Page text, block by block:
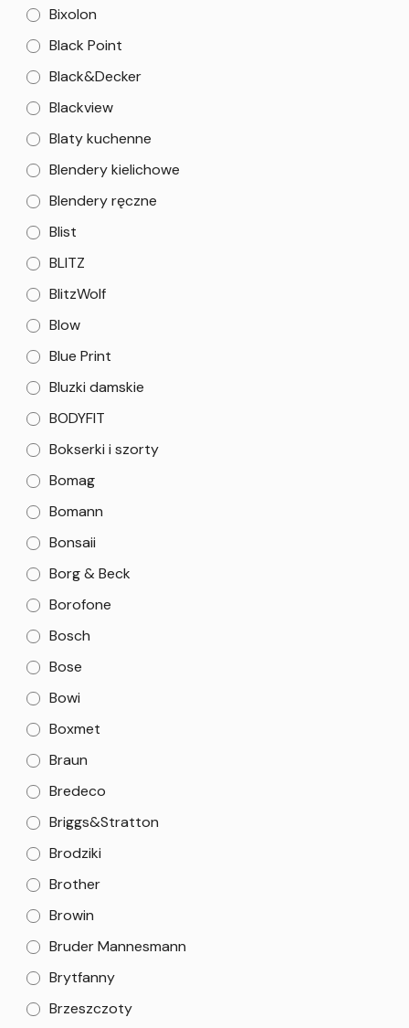
Bixolon
Black Point
Black&Decker
Blackview
Blaty kuchenne
Blendery kielichowe
Blendery ręczne
Blist
BLITZ
BlitzWolf
Blow
Blue Print
Bluzki damskie
BODYFIT
Bokserki i szorty
Bomag
Bomann
Bonsaii
Borg & Beck
Borofone
Bosch
Bose
Bowi
Boxmet
Braun
Bredeco
Briggs&Stratton
Brodziki
Brother
Browin
Bruder Mannesmann
Brytfanny
Brzeszczoty